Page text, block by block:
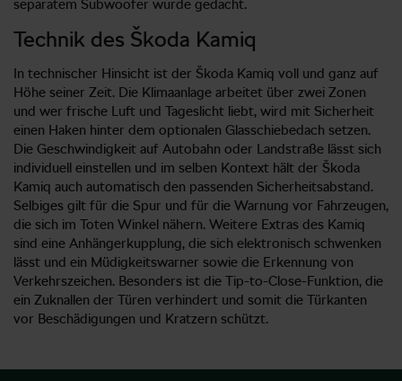
separatem Subwoofer wurde gedacht.
Technik des Škoda Kamiq
In technischer Hinsicht ist der Škoda Kamiq voll und ganz auf
Höhe seiner Zeit. Die Klimaanlage arbeitet über zwei Zonen
und wer frische Luft und Tageslicht liebt, wird mit Sicherheit
einen Haken hinter dem optionalen Glasschiebedach setzen.
Die Geschwindigkeit auf Autobahn oder Landstraße lässt sich
individuell einstellen und im selben Kontext hält der Škoda
Kamiq auch automatisch den passenden Sicherheitsabstand.
Selbiges gilt für die Spur und für die Warnung vor Fahrzeugen,
die sich im Toten Winkel nähern. Weitere Extras des Kamiq
sind eine Anhängerkupplung, die sich elektronisch schwenken
lässt und ein Müdigkeitswarner sowie die Erkennung von
Verkehrszeichen. Besonders ist die Tip-to-Close-Funktion, die
ein Zuknallen der Türen verhindert und somit die Türkanten
vor Beschädigungen und Kratzern schützt.